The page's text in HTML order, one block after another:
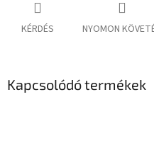
KÉRDÉS NYOMON
Kapcsolódó termékek